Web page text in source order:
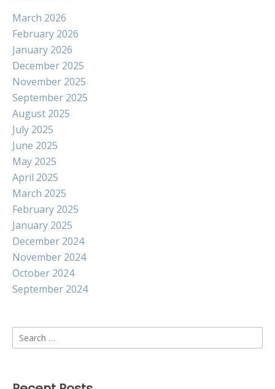
March 2026
February 2026
January 2026
December 2025
November 2025
September 2025
August 2025
July 2025
June 2025
May 2025
April 2025
March 2025
February 2025
January 2025
December 2024
November 2024
October 2024
September 2024
Search
for: